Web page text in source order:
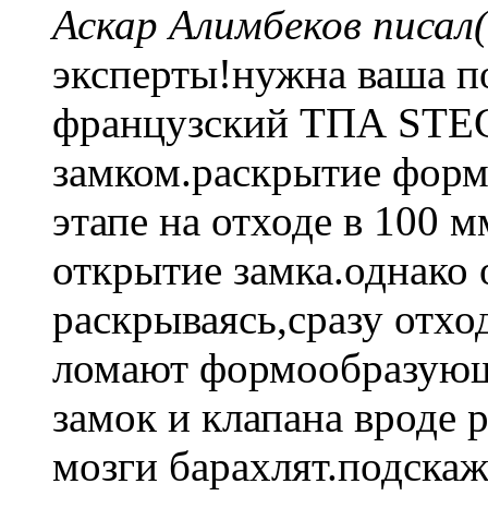
Аскар Алимбеков
эксперты!нужна ваша
французский ТПА
замком.раскрытие
этапе на отходе в 100
открытие замка.однако
раскрываясь,сразу
ломают
замок и клапана
мозги